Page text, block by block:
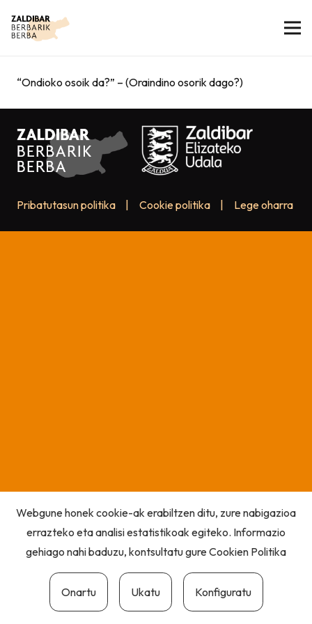
“Ondioko osoik da?” – (Oraindino osorik dago?)
Pribatutasun politika Cookie politika Lege oharra
Webgune honek cookie-ak erabiltzen ditu, zure nabigazioa
errazteko eta analisi estatistikoak egiteko. Informazio
gehiago nahi baduzu, kontsultatu gureCookien Politika
Onartu Ukatu Konfiguratu